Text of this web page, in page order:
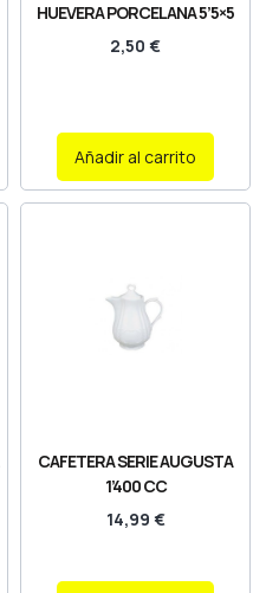
HUEVERA PORCELANA 5’5×5
2,50 €
Añadir al carrito
CAFETERA SERIE AUGUSTA
1’400 CC
14,99 €